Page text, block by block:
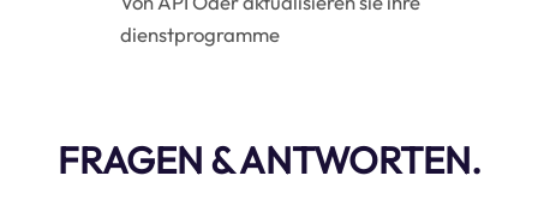
dienstprogramme
FRAGEN & ANTWORTEN.